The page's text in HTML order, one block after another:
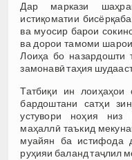
Дар маркази
истиқоматии
ва муосир барои
ва дорои тамоми
Лоиҳа бо назардошти
замонавӣ таҳия
Татбиқи ин
бардоштани сатҳи
устувори ноҳия низ
маҳаллӣ таъкид
муайян ба истифода
руҳияи баланд таҷлил